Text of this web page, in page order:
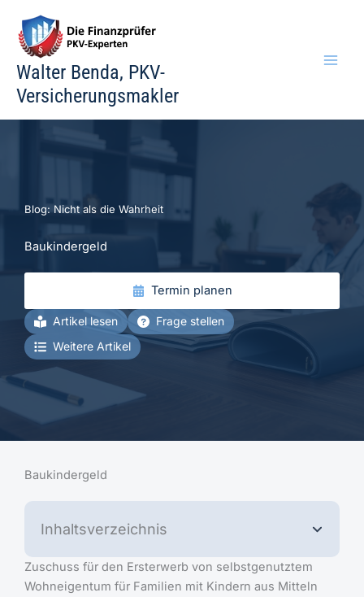
Inhalt
springen
Walter Benda, PKV-
Versicherungsmakler
Blog: Nicht als die Wahrheit
Baukindergeld
Termin planen
Artikel lesen
Frage stellen
Weitere Artikel
Baukindergeld
Inhaltsverzeichnis
Zuschuss für den Ersterwerb von selbstgenutztem
Wohneigentum für Familien mit Kindern aus Mitteln